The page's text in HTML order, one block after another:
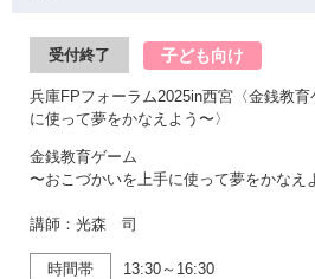
受付終了 子ども向け
兵庫FPフォーラム2025in西宮〈金銭教
に使って夢をかなえよう〜〉
金銭教育ゲーム
〜おこづかいを上手に使って夢をかなえ
講師：光森 司
時間帯 13:30～16:30